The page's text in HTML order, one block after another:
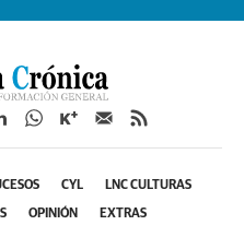
CYL LNC CULTURAS
OPINIÓN EXTRAS